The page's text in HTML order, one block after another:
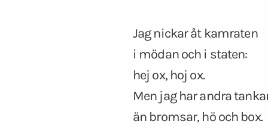
Jag nickar åt kamraten
i mödan och i staten:
hej ox, hoj ox.
Men jag har andra
än bromsar, hö och box.